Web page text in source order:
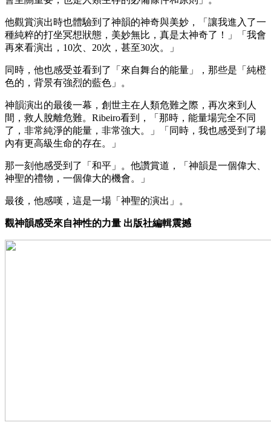
他觀賞演出時也體驗到了神韻的神奇與美妙，「讓我進入了一
種純粹的打坐冥想狀態，美妙無比，真是太神奇了！」「我會
再來看演出，10次、20次，甚至30次。」
同時，他也感受並看到了「來自舞台的能量」，那些是「純橙
色的，背景有強烈的藍色」。
神韻演出的最後一幕，創世主在人類危難之際，再次來到人
間，救人脫離危難。Ribeiro看到，「那時，能量場完全不同
了，非常純淨的能量，非常強大。」「同時，我也感受到了場
內有更高級生命的存在。」
那一刻他感受到了「和平」。他讚賞道，「神韻是一個偉大、
神聖的禮物，一個偉大的機會。」
最後，他感嘆，這是一場「神聖的演出」。
觀神韻感受來自神性的力量 出版社編輯震撼